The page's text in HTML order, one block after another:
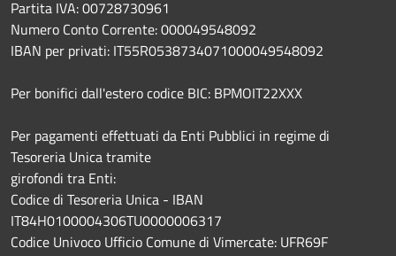
Partita IVA: 00728730961
Numero Conto Corrente: 000049548092
IBAN per privati: IT55R0538734071000049548092
Per bonifici dall'estero codice BIC: BPMOIT22XXX
Per pagamenti effettuati da Enti Pubblici in regime di
Tesoreria Unica tramite
girofondi tra Enti:
Codice di Tesoreria Unica - IBAN
IT84H0100004306TU0000006317
Codice Univoco Ufficio Comune di Vimercate: UFR69F